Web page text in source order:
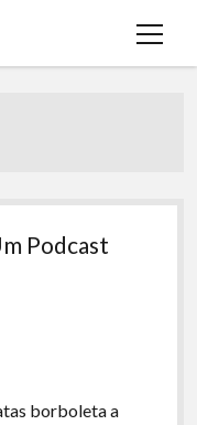
open
Podcast
borboleta a